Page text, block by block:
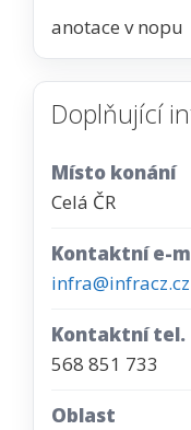
anotace v nopu
Doplňující
Místo konání
Celá ČR
Kontaktní e-
infra@infracz.cz
Kontaktní tel.
568 851 733
Oblast